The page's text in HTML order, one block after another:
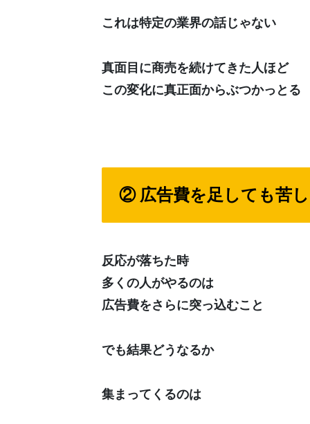
これは特定の業界の話じゃない
真面目に商売を続けてきた人ほど
この変化に真正面からぶつかっとる
② 広告費を足しても苦
反応が落ちた時
多くの人がやるのは
広告費をさらに突っ込むこと
でも結果どうなるか
集まってくるのは